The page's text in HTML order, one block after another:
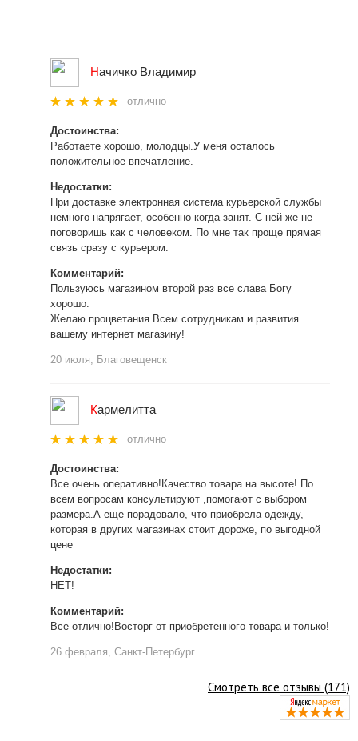
Начичко Владимир
отлично
Достоинства:
Работаете хорошо, молодцы.У меня осталось
положительное впечатление.
Недостатки:
При доставке электронная система курьерской службы
немного напрягает, особенно когда занят. С ней же не
поговоришь как с человеком. По мне так проще прямая
связь сразу с курьером.
Комментарий:
Пользуюсь магазином второй раз все слава Богу
хорошо.
Желаю процветания Всем сотрудникам и развития
вашему интернет магазину!
20 июля, Благовещенск
Кармелитта
отлично
Достоинства:
Все очень оперативно!Качество товара на высоте! По
всем вопросам консультируют ,помогают с выбором
размера.А еще порадовало, что приобрела одежду,
которая в других магазинах стоит дороже, по выгодной
цене
Недостатки:
НЕТ!
Комментарий:
Все отлично!Восторг от приобретенного товара и только!
26 февраля, Санкт-Петербург
Смотреть все отзывы (171)